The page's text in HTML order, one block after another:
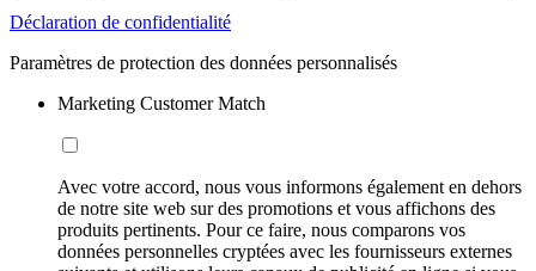
Déclaration de confidentialité
Paramètres de protection des données personnalisés
Marketing Customer Match
Avec votre accord, nous vous informons également en dehors
de notre site web sur des promotions et vous affichons des
produits pertinents. Pour ce faire, nous comparons vos
données personnelles cryptées avec les fournisseurs externes